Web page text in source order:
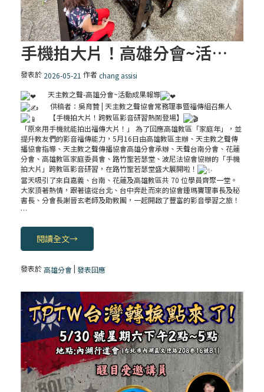
手機拍大片！高雄分會~活動成果報導
發表於 2026-05-21 作者chang assisi
天主教之聲-高雄分會~活動成果報導
供稿者：吳育贊 | 天主教之聲協會常務理事暨福傳組召集人
【手機拍大片！跨教區影音研習熱鬧登場】
「原來用手機就能拍出福傳大片！」 為了回應高雄教區「家庭年」，並
提升教友們的影音福傳能力，5月16日由高雄教區主辦、天主教之聲傳
播協會指導、天主教之聲傳播協會高雄分會承辦、天聲台南分會、花蓮
分會、高雄教區家庭委員會、路竹聖若瑟堂、波尼法協會協辦的「手機
拍大片」跨教區影音研習，在路竹聖若瑟堂盛大展開啦！
當天吸引了來自嘉義、台南、花蓮及高雄教區共 70 位學員齊聚一堂。
大家頂著熱情，跟著遠從台北、台中奔赴而來的協會鍾瑪竇理事長及秘
書長、分會長謝晉玄老師及助教團，一起開啟了豐富的影音學習之旅！
…
閱讀全文→
發表於高雄分會|發表回應